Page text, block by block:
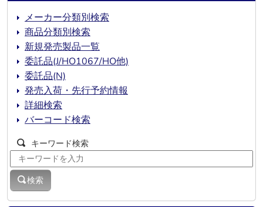
メーカー分類別検索
商品分類別検索
新規発売製品一覧
委託品(J/HO1067/HO他)
委託品(N)
発売入荷・先行予約情報
詳細検索
バーコード検索
キーワード検索
検索